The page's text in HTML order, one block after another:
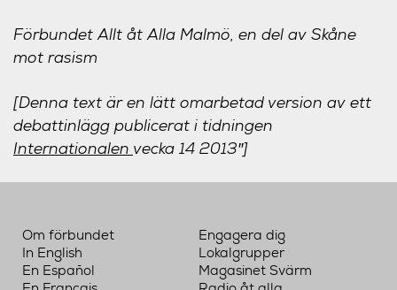
Förbundet Allt åt Alla Malmö, en del av Skåne
mot rasism
[Denna text är en lätt omarbetad version av ett
debattinlägg publicerat i tidningen
Internationalen vecka 14 2013″]
Om förbundet
In English
En Español
Engagera dig
Lokalgrupper
Magasinet Svärm